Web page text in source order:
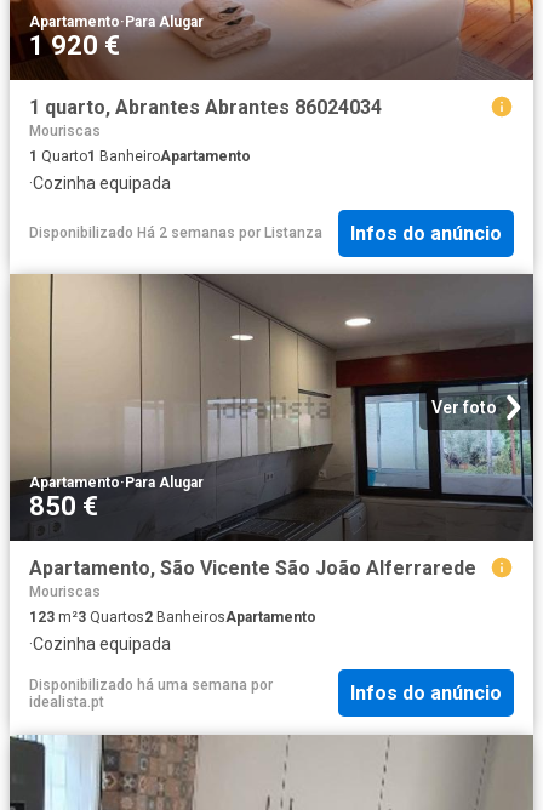
Apartamento· Para Alugar
1 920 €
1 quarto, Abrantes Abrantes 86024034
Mouriscas
1 Quarto1 BanheiroApartamento
·Cozinha equipada
Disponibilizado Há 2 semanas por Listanza Infos do anúncio
Ver foto
Apartamento· Para Alugar
850 €
Apartamento, São Vicente São João Alferrarede
Mouriscas
123 m²3 Quartos2 BanheirosApartamento
·Cozinha equipada
Disponibilizado há uma semana por
idealista.pt
Infos do anúncio